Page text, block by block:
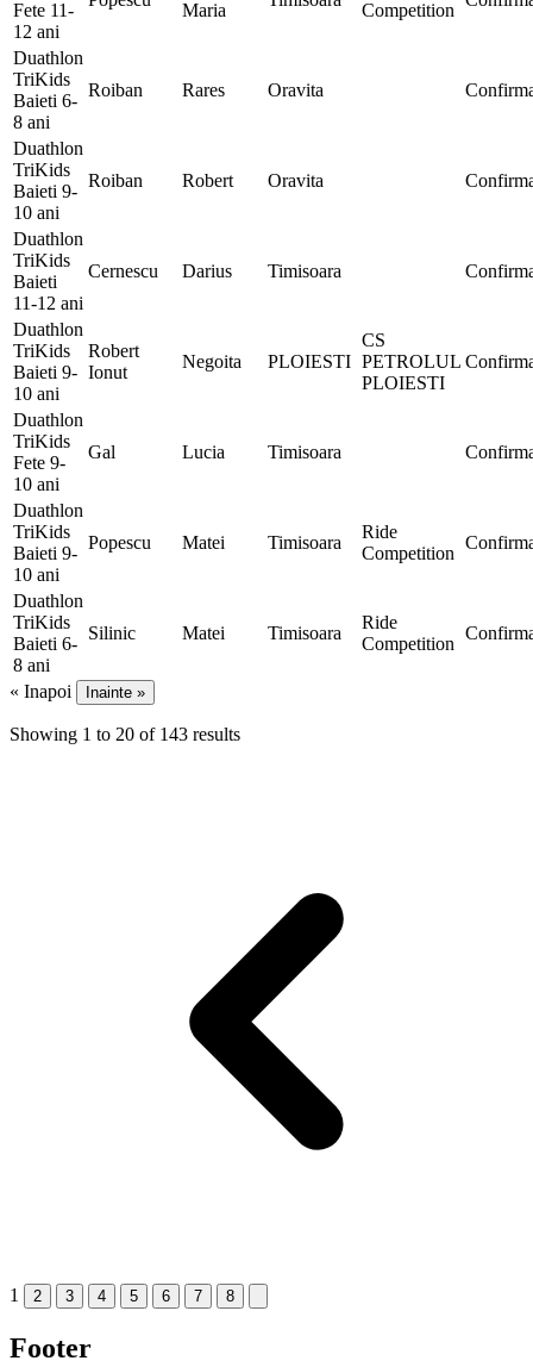
Fete 11-
12 ani
Maria Competition
Duathlon
TriKids
Baieti 6-
8 ani
Roiban Rares Oravita
Duathlon
TriKids
Baieti 9-
10 ani
Roiban Robert Oravita
Duathlon
TriKids
Baieti
11-12 ani
Cernescu Darius Timisoara
Duathlon
TriKids
Baieti 9-
10 ani
Robert
Ionut
Negoita PLOIESTI
CS
PETROLUL
PLOIESTI
Duathlon
TriKids
Fete 9-
10 ani
Gal Lucia Timisoara
Duathlon
TriKids
Baieti 9-
10 ani
Popescu Matei Timisoara
Ride
Competition
Duathlon
TriKids
Baieti 6-
8 ani
Silinic Matei Timisoara
Ride
Competition
« Inapoi Inainte »
Showing 1 to 20 of 143 results
1 2 3 4 5 6 7 8
Footer